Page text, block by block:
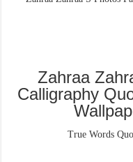
Zahraa
Calligraphy